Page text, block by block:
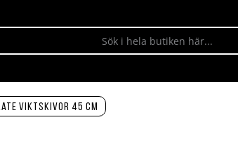
viktskivor 45 cm